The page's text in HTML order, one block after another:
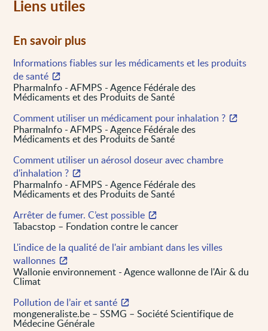
Liens utiles
En savoir plus
Informations fiables sur les médicaments et les produits
de santé
PharmaInfo - AFMPS - Agence Fédérale des
Médicaments et des Produits de Santé
Comment utiliser un médicament pour inhalation ?
PharmaInfo - AFMPS - Agence Fédérale des
Médicaments et des Produits de Santé
Comment utiliser un aérosol doseur avec chambre
d'inhalation ?
PharmaInfo - AFMPS - Agence Fédérale des
Médicaments et des Produits de Santé
Arrêter de fumer. C’est possible
Tabacstop – Fondation contre le cancer
L'indice de la qualité de l'air ambiant dans les villes
wallonnes
Wallonie environnement - Agence wallonne de l'Air & du
Climat
Pollution de l’air et santé
mongeneraliste.be – SSMG – Société Scientifique de
Médecine Générale